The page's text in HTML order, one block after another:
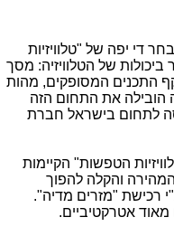
די יפה של "טלוויזיות
ביכולות של הטלוויזיה: מסך
התכנים המסופקים, מהות
הובילה את התחום הזה
לתחום בישראל חברת
הטפשות" הקיימות
והקלה להפוך
רכישת "מזרים מדיה".
אטרקטיביים.